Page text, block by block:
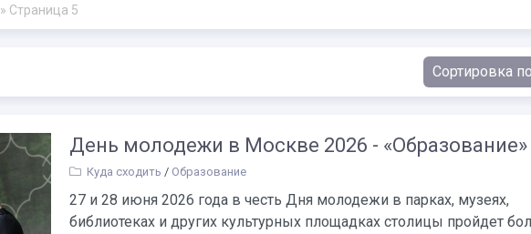
» Страница 5
День молодежи в Москве 2026 - «Образование»
Куда сходить / Образование
27 и 28 июня 2026 года в честь Дня молодежи в парках, музеях,
библиотеках и других культурных площадках столицы пройдет